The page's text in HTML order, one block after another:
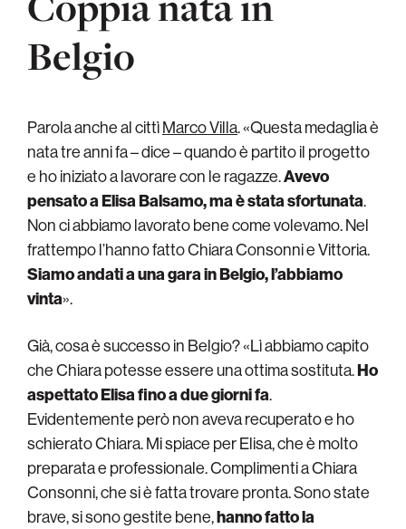
Belgio
Parola anche al cittìMarco Villa. «Questa medaglia è
nata tre anni fa – dice – quando è partito il progetto
e ho iniziato a lavorare con le ragazze.Avevo
pensato a Elisa Balsamo, ma è stata sfortunata.
Non ci abbiamo lavorato bene come volevamo. Nel
frattempo l’hanno fatto Chiara Consonni e Vittoria.
Siamo andati a una gara in Belgio, l’abbiamo
vinta».
Già, cosa è successo in Belgio? «Lì abbiamo capito
che Chiara potesse essere una ottima sostituta.Ho
aspettato Elisa fino a due giorni fa.
Evidentemente però non aveva recuperato e ho
schierato Chiara. Mi spiace per Elisa, che è molto
preparata e professionale. Complimenti a Chiara
Consonni, che si è fatta trovare pronta. Sono state
brave, si sono gestite bene,hanno fatto la